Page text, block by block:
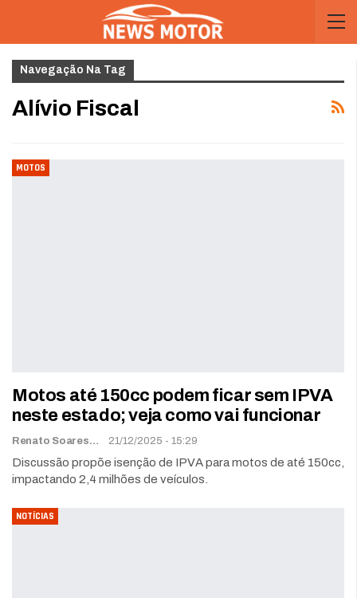
Navegação Na Tag
Alívio Fiscal
MOTOS
Motos até 150cc podem ficar sem IPVA
neste estado; veja como vai funcionar
Renato Soares 21/12/2025 - 15:29
Discussão propõe isenção de IPVA para motos de até 150cc,
impactando 2,4 milhões de veículos.
NOTÍCIAS